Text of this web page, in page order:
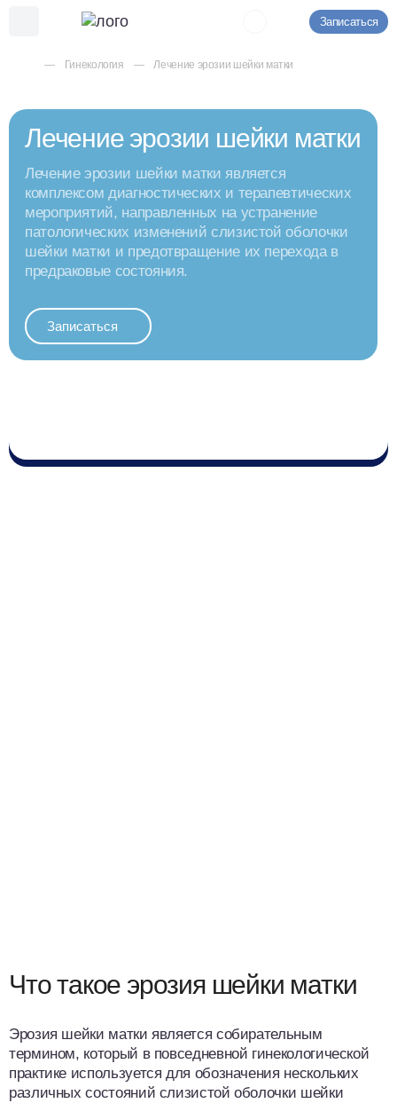
Записаться
Гинекология Лечение эрозии шейки матки
Лечение эрозии шейки матки
Лечение эрозии шейки матки является
комплексом диагностических и терапевтических
мероприятий, направленных на устранение
патологических изменений слизистой оболочки
шейки матки и предотвращение их перехода в
предраковые состояния.
Записаться
Что такое эрозия шейки матки
Эрозия шейки матки является собирательным
термином, который в повседневной гинекологической
практике используется для обозначения нескольких
различных состояний слизистой оболочки шейки